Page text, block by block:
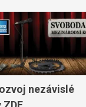
nezávislé